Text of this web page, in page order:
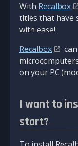
With Recalbox
titles that have
with ease!
Recalbox
on your PC
I want to
start?